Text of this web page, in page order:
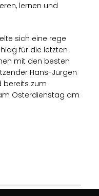
lernen und
sich eine rege
für die letzten
mit den besten
Hans-Jürgen
bereits zum
Osterdienstag am